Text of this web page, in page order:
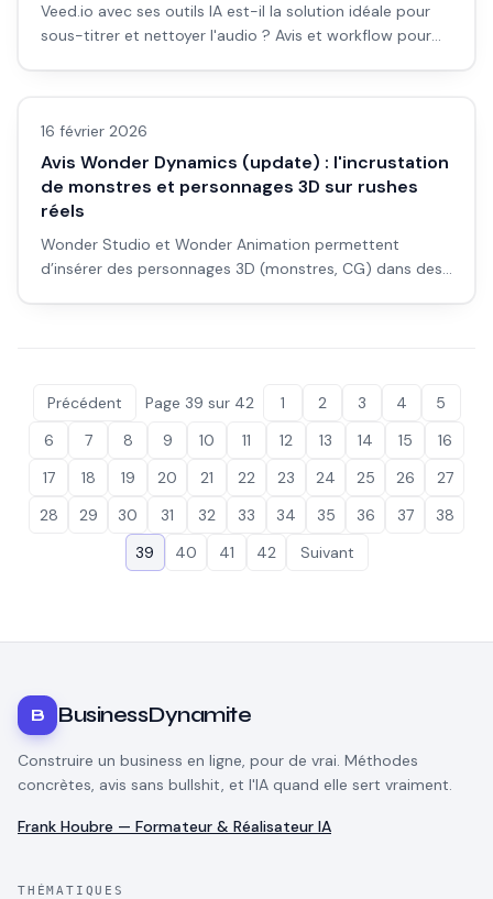
Veed.io avec ses outils IA est-il la solution idéale pour
sous-titrer et nettoyer l'audio ? Avis et workflow pour
Avis outils/services
16 février 2026
Avis Wonder Dynamics (update) : l'incrustation
de monstres et personnages 3D sur rushes
réels
Wonder Studio et Wonder Animation permettent
d’insérer des personnages 3D (monstres, CG) dans des
Précédent Page 39 sur 42 1 2 3 4
5
6
7 8 9 10 11 12 13 14 15
16
17
18 19 20 21 22 23 24 25 26
27
28
29 30 31 32 33 34 35 36 37
38
39
40 41 42 Suivant
B BusinessDynamite
Construire un business en ligne, pour de vrai. Méthodes
concrètes, avis sans bullshit, et l'IA quand elle sert vraiment.
Frank Houbre — Formateur & Réalisateur IA
THÉMATIQUES